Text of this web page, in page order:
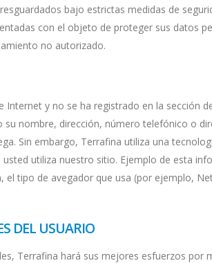
bajo estrictas medidas de
con el objeto de proteger sus datos
no autorizado.
Internet y no se ha registrado en la sección
nombre, dirección, número telefónico o
Sin embargo, Terrafina utiliza una
utiliza nuestro sitio. Ejemplo de esta
tipo de avegador que usa (por ejemplo,
DEL USUARIO
Terrafina hará sus mejores esfuerzos por